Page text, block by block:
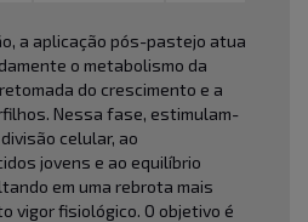
a aplicação pós-pastejo atua
o metabolismo da
do crescimento e a
Nessa fase, estimulam-
celular, ao
jovens e ao equilíbrio
em uma rebrota mais
vigor fisiológico. O objetivo é